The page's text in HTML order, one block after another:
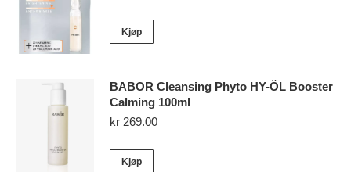
Kjøp
BABOR Cleansing Phyto HY-ÖL Booster
Calming 100ml
kr 269.00
Kjøp